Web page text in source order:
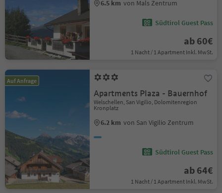
6.5 km von Mals Zentrum
Südtirol Guest Pass
ab 60€
1 Nacht / 1 Apartment Inkl. MwSt.
Auf Anfrage
Apartments Plaza - Bauernhof
Welschellen, San Vigilio, Dolomitenregion
Kronplatz
6.2 km von San Vigilio Zentrum
Südtirol Guest Pass
ab 64€
1 Nacht / 1 Apartment Inkl. MwSt.